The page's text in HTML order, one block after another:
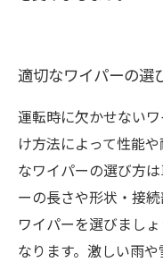
適切なワイパーの選
運転時に欠かせない
け方法によって性能
なワイパーの選び方
ーの長さや形状・接
ワイパーを選びまし
なります。激しい雨